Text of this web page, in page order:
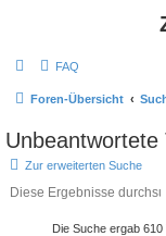
FAQ
Foren-Übersicht
Unbeantwortete
Zur erweiterten Suche
Die Suche ergab